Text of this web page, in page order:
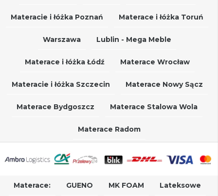
Materacie i łóżka Poznań Materace i łóżka Toruń
Warszawa Lublin - Mega Meble
Materace i łóżka Łódź Materace Wrocław
Materacie i łóżka Szczecin Materace Nowy Sącz
Materace Bydgoszcz Materace Stalowa Wola
Materace Radom
Materace: GUENO MK FOAM Lateksowe